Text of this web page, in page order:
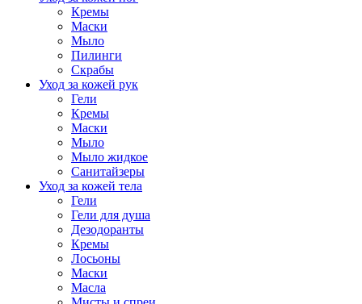
Кремы
Маски
Мыло
Пилинги
Скрабы
Уход за кожей рук
Гели
Кремы
Маски
Мыло
Мыло жидкое
Санитайзеры
Уход за кожей тела
Гели
Гели для душа
Дезодоранты
Кремы
Лосьоны
Маски
Масла